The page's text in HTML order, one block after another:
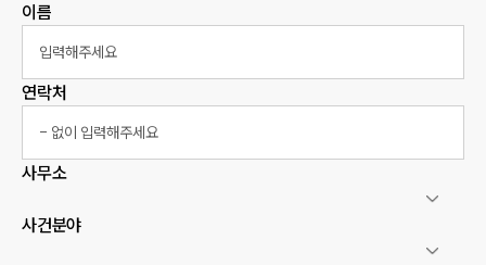
이름
연락처
사무소
사건분야